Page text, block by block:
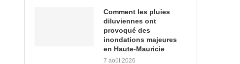
Comment les pluies
diluviennes ont
provoqué des
inondations majeures
en Haute-Mauricie
7 août 2026